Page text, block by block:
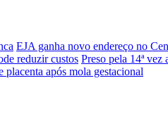
EJA ganha novo endereço no
reduzir custos Preso pela 14ª
placenta após mola gestacional